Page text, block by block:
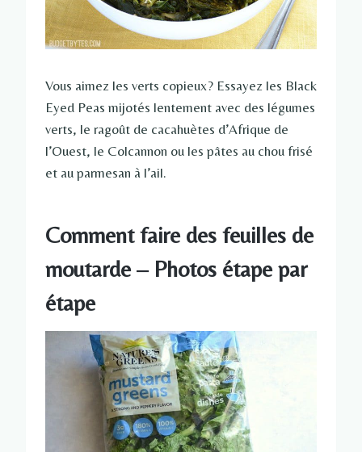
Vous aimez les verts copieux? Essayez les Black
Eyed Peas mijotés lentement avec des légumes
verts, le ragoût de cacahuètes d’Afrique de
l’Ouest, le Colcannon ou les pâtes au chou frisé
et au parmesan à l’ail.
Comment faire des feuilles de
moutarde – Photos étape par
étape